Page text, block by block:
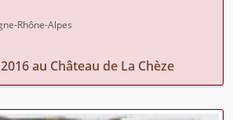
Rhône-Alpes
au Château de La Chèze